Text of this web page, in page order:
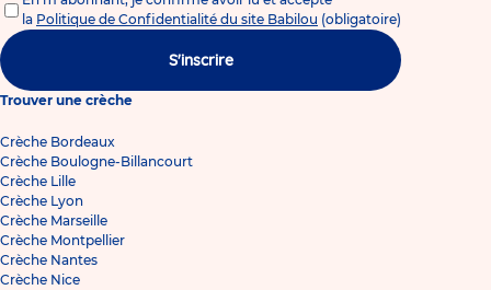
la Politique de Confidentialité du site Babilou (obligatoire)
S'inscrire
Trouver une crèche
Crèche Bordeaux
Crèche Boulogne-Billancourt
Crèche Lille
Crèche Lyon
Crèche Marseille
Crèche Montpellier
Crèche Nantes
Crèche Nice